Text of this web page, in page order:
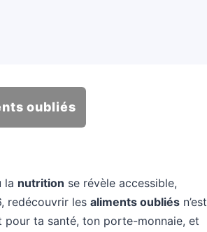
oubliés
la nutrition se révèle accessible,
redécouvrir les aliments oubliés n’est
pour ta santé, ton porte-monnaie, et